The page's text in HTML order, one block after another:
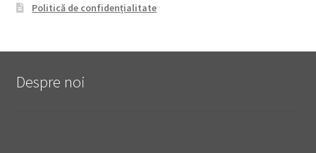
Politică de confidențialitate
Despre noi